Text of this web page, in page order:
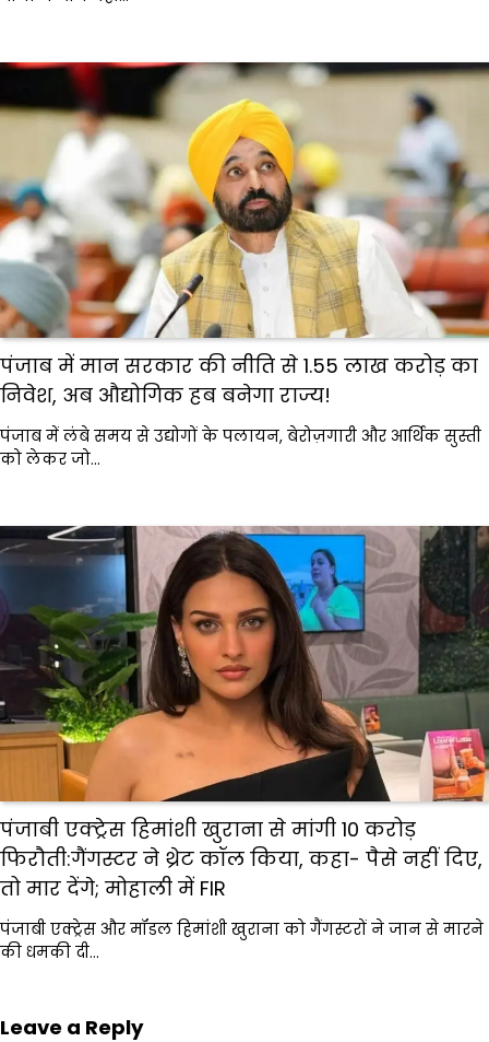
पंजाब में मान सरकार की नीति से ₹1.55 लाख करोड़ का
निवेश, अब औद्योगिक हब बनेगा राज्य!
पंजाब में लंबे समय से उद्योगों के पलायन, बेरोज़गारी और आर्थिक सुस्ती
को लेकर जो…
पंजाबी एक्ट्रेस हिमांशी खुराना से मांगी 10 करोड़
फिरौती:गैंगस्टर ने थ्रेट कॉल किया, कहा- पैसे नहीं दिए,
तो मार देंगे; मोहाली में FIR
पंजाबी एक्ट्रेस और मॉडल हिमांशी खुराना को गैंगस्टरों ने जान से मारने
की धमकी दी…
Leave a Reply